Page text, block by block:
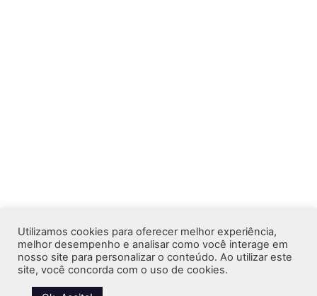
Utilizamos cookies para oferecer melhor experiência,
melhor desempenho e analisar como você interage em
nosso site para personalizar o conteúdo. Ao utilizar este
site, você concorda com o uso de cookies.